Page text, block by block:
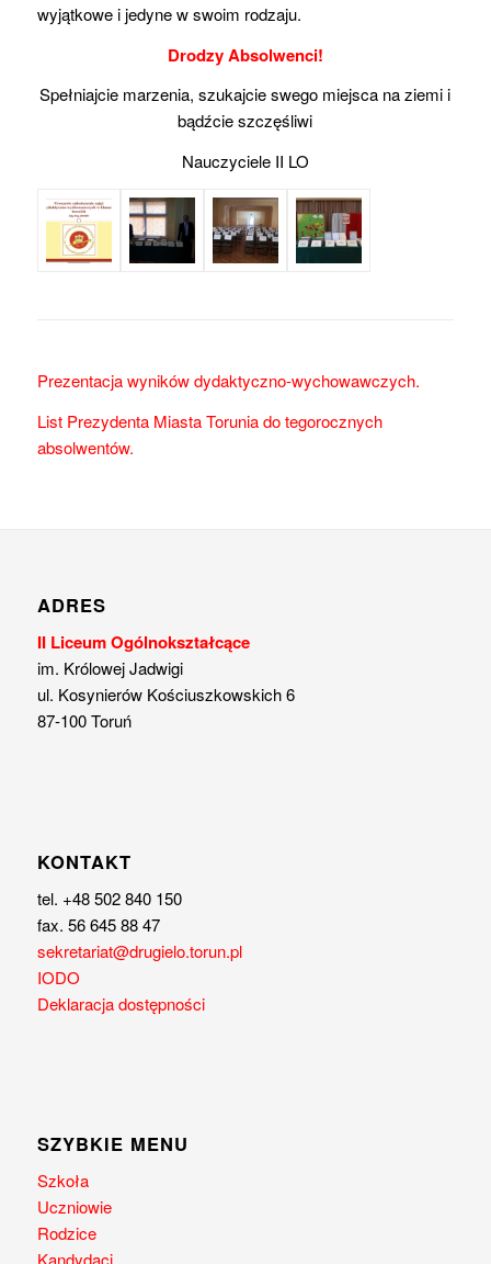
wyjątkowe i jedyne w swoim rodzaju.
Drodzy Absolwenci!
Spełniajcie marzenia, szukajcie swego miejsca na ziemi i
bądźcie szczęśliwi
Nauczyciele II LO
Prezentacja wyników dydaktyczno-wychowawczych.
List Prezydenta Miasta Torunia do tegorocznych
absolwentów.
ADRES
II Liceum Ogólnokształcące
im. Królowej Jadwigi
ul. Kosynierów Kościuszkowskich 6
87-100 Toruń
KONTAKT
tel. +48 502 840 150
fax. 56 645 88 47
sekretariat@drugielo.torun.pl
IODO
Deklaracja dostępności
SZYBKIE MENU
Szkoła
Uczniowie
Rodzice
Kandydaci